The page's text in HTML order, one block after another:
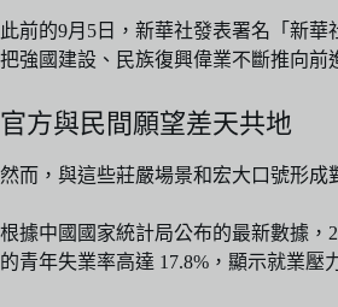
此前的9月5日，新華社發表署名「新
把強國建設、民族復興偉業不斷推向前
官方與民間願望差天共地
然而，與這些莊嚴場景和宏大口號形成
根據中國國家統計局公布的最新數據，
的青年失業率高達 17.8%，顯示就業